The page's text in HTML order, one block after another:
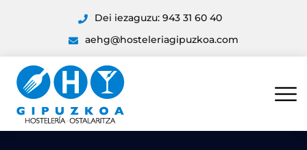
Dei iezaguzu: 943 31 60 40
aehg@hosteleriagipuzkoa.com